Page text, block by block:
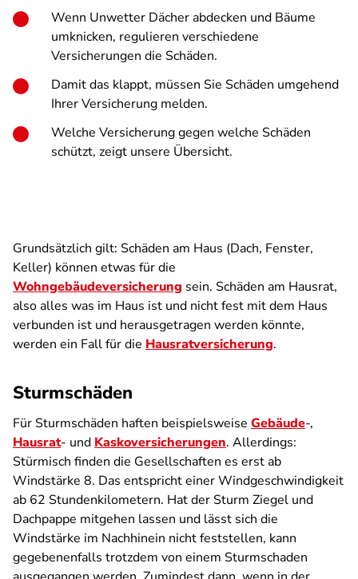
Wenn Unwetter Dächer abdecken und Bäume
umknicken, regulieren verschiedene
Versicherungen die Schäden.
Damit das klappt, müssen Sie Schäden umgehend
Ihrer Versicherung melden.
Welche Versicherung gegen welche Schäden
schützt, zeigt unsere Übersicht.
Grundsätzlich gilt: Schäden am Haus (Dach, Fenster,
Keller) können etwas für die
Wohngebäudeversicherung sein. Schäden am Hausrat,
also alles was im Haus ist und nicht fest mit dem Haus
verbunden ist und herausgetragen werden könnte,
werden ein Fall für die Hausratversicherung.
Sturmschäden
Für Sturmschäden haften beispielsweise Gebäude-,
Hausrat- und Kaskoversicherungen. Allerdings:
Stürmisch finden die Gesellschaften es erst ab
Windstärke 8. Das entspricht einer Windgeschwindigkeit
ab 62 Stundenkilometern. Hat der Sturm Ziegel und
Dachpappe mitgehen lassen und lässt sich die
Windstärke im Nachhinein nicht feststellen, kann
gegebenenfalls trotzdem von einem Sturmschaden